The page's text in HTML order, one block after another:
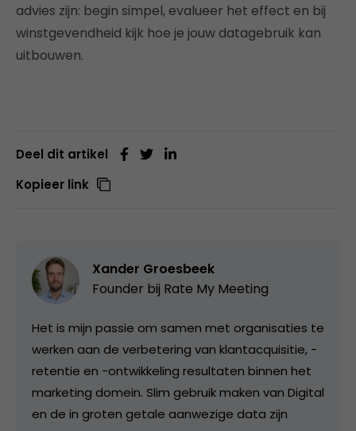
advies zijn: begin simpel, evalueer het effect en bij
winstgevendheid kijk hoe je jouw datagebruik kan
uitbouwen.
Deel dit artikel
Kopieer link
Xander Groesbeek
Founder bij Rate My Meeting
Het is mijn passie om samen met organisaties te
werken aan de verbetering van klantacquisitie, -
retentie en -ontwikkeling resultaten binnen het
marketing domein. Slim gebruik maken van Digital
en de in groten getale aanwezige data zijn